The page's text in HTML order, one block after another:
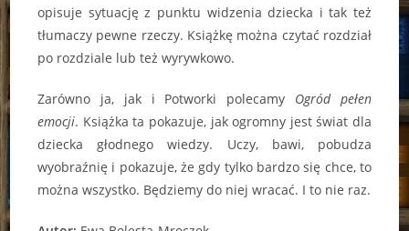
opisuje sytuację z punktu widzenia dziecka i tak też
tłumaczy pewne rzeczy. Książkę można czytać rozdział
po rozdziale lub też wyrywkowo.
Zarówno ja, jak i Potworki polecamy Ogród pełen
emocji. Książka ta pokazuje, jak ogromny jest świat dla
dziecka głodnego wiedzy. Uczy, bawi, pobudza
wyobraźnię i pokazuje, że gdy tylko bardzo się chce, to
można wszystko. Będziemy do niej wracać. I to nie raz.